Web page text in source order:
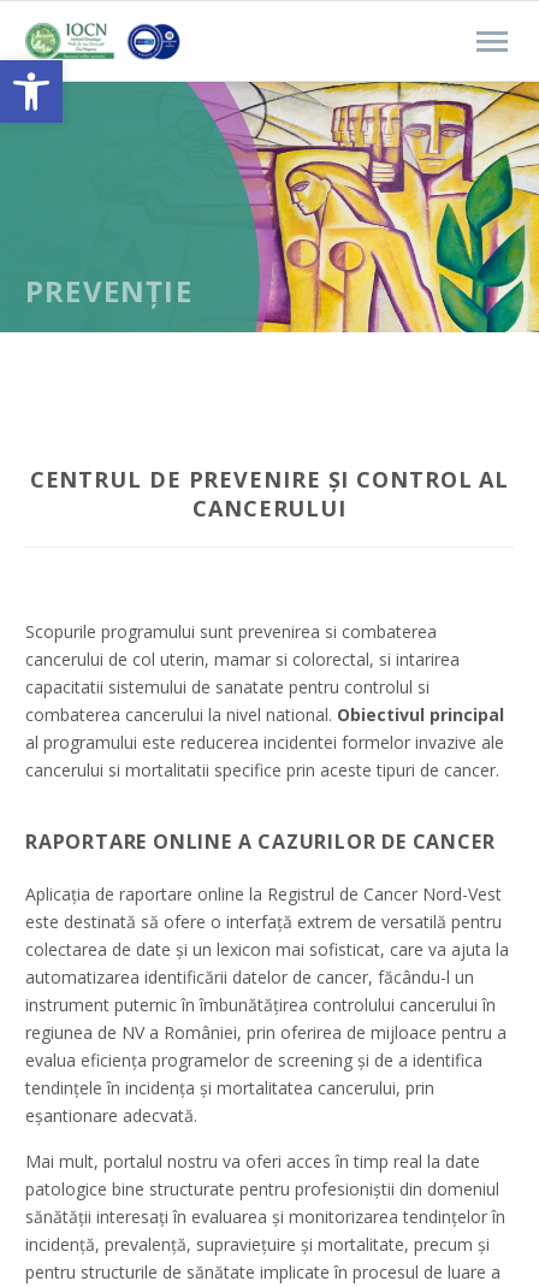
Open toolbar
PREVENȚIE
CENTRUL DE PREVENIRE ȘI CONTROL AL
CANCERULUI
Scopurile programului sunt prevenirea si combaterea
cancerului de col uterin, mamar si colorectal, si intarirea
capacitatii sistemului de sanatate pentru controlul si
combaterea cancerului la nivel national. Obiectivul principal
al programului este reducerea incidentei formelor invazive ale
cancerului si mortalitatii specifice prin aceste tipuri de cancer.
RAPORTARE ONLINE A CAZURILOR DE CANCER
Aplicaţia de raportare online la Registrul de Cancer Nord-Vest
este destinată să ofere o interfață extrem de versatilă pentru
colectarea de date și un lexicon mai sofisticat, care va ajuta la
automatizarea identificării datelor de cancer, făcându-l un
instrument puternic în îmbunătățirea controlului cancerului în
regiunea de NV a României, prin oferirea de mijloace pentru a
evalua eficiența programelor de screening și de a identifica
tendințele în incidenţa şi mortalitatea cancerului, prin
eșantionare adecvată.
Mai mult, portalul nostru va oferi acces în timp real la date
patologice bine structurate pentru profesioniştii din domeniul
sănătăţii interesaţi în evaluarea și monitorizarea tendințelor în
incidenţă, prevalență, supravieţuire şi mortalitate, precum și
pentru structurile de sănătate implicate în procesul de luare a